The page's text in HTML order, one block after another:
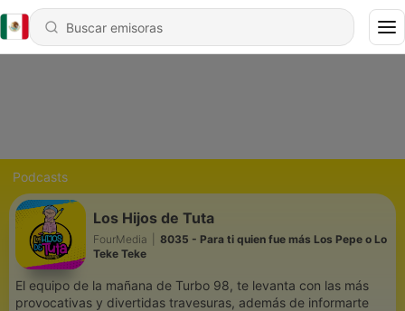
Podcasts
Los Hijos de Tuta
FourMedia
8035 - Para ti quien fue más Los Pepe o Lo
Teke Teke
El equipo de la mañana de Turbo 98, te levanta con las más
provocativas y divertidas travesuras, además de informarte